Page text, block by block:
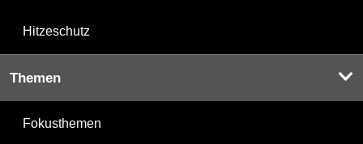
Hitzeschutz
Themen
Fokusthemen